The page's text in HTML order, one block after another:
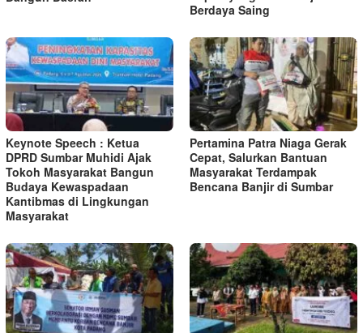
Berdaya Saing
Keynote Speech : Ketua
DPRD Sumbar Muhidi Ajak
Tokoh Masyarakat Bangun
Budaya Kewaspadaan
Kantibmas di Lingkungan
Masyarakat
Pertamina Patra Niaga Gerak
Cepat, Salurkan Bantuan
Masyarakat Terdampak
Bencana Banjir di Sumbar